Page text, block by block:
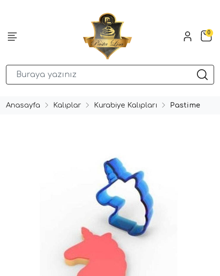
0
Anasayfa Kalıplar Kurabiye Kalıpları Pastime